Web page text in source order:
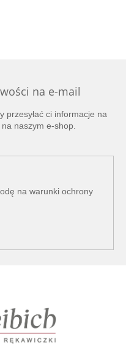
na e-mail
przesyłać ci informacje na
naszym e-shop.
na warunki ochrony